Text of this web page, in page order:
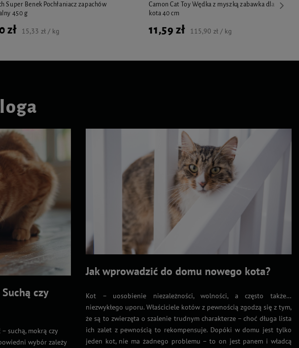
Super Benek Pochłaniacz zapachów
450 g
zł 15,33 zł / kg
Camon Cat Toy Wędka z myszką zabawka dla
kota 40 cm
11,59 zł 115,90 zł / kg
czy
suchą, mokrą czy
wybór zależy
Jak wprowadzić do domu nowego kota?
Kot – uosobienie niezależności, wolności, a często także…
niezwykłego uporu. Właściciele kotów z pewnością zgodzą się z tym,
że są to zwierzęta o szalenie trudnym charakterze – choć długa lista
ich zalet z pewnością to rekompensuje. Dopóki w domu jest tylko
jeden kot, nie ma żadnego problemu – to on jest panem i władcą